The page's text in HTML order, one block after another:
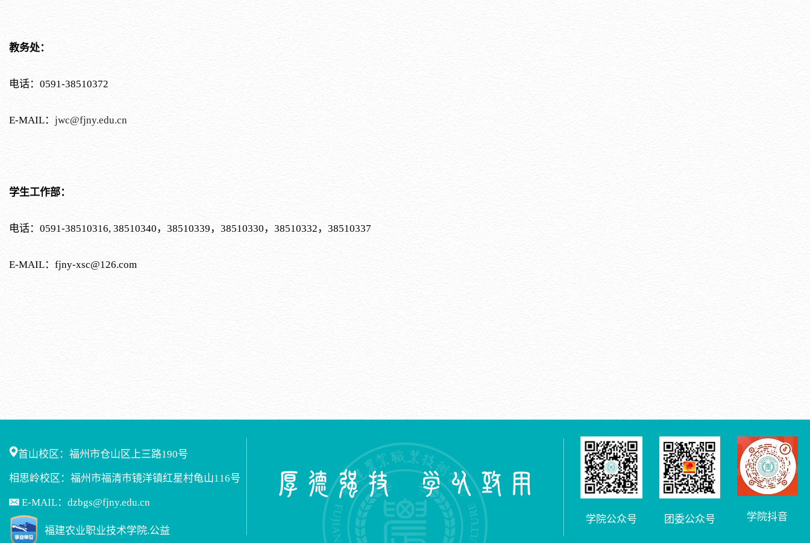
教务处：
电话：0591-38510372
E-MAIL： jwc@fjny.edu.cn
学生工作部：
电话：0591-38510316, 38510340，38510339，38510330，38510332，38510337
E-MAIL：fjny-xsc@126.com
首山校区：福州市仓山区上三路190号
相思岭校区：福州市福清市镜洋镇红星村龟山116号
E-MAIL：dzbgs@fjny.edu.cn
福建农业职业技术学院.公益
学院公众号 团委公众号 学院抖音